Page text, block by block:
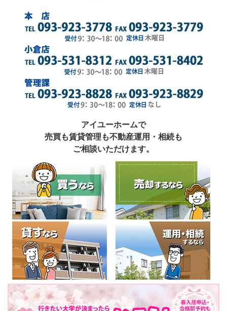
アイユーホームで
売買も賃貸管理も不動産運用・相続も
ご相談いただけます。